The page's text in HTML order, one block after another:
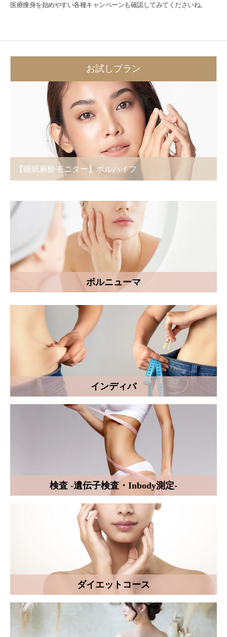
医療痩身を始めやすい各種キャンペーンも確認してみてくださいね。
お試しプラン
【睡眠麻酔モニター】ポテンツァ
ボルニューマ
インディバ
検査 -遺伝子検査・Inbody測定-
ダイエットコース